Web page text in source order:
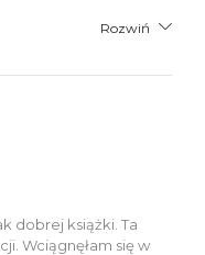
Rozwiń
dobrej książki. Ta
Wciągnęłam się w